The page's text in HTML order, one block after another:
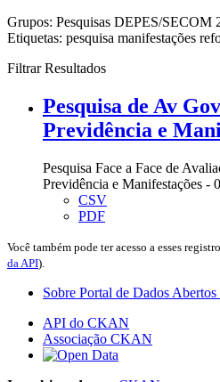
Grupos: Pesquisas DEPES/SECOM
Etiquetas: pesquisa manifestações
Filtrar Resultados
Pesquisa de Av
Previdência e
Pesquisa Face a Face de
Previdência e Manifestações -
CSV
PDF
Você também pode ter acesso a esses
da API).
Sobre Portal de Dados
API do CKAN
Associação CKAN